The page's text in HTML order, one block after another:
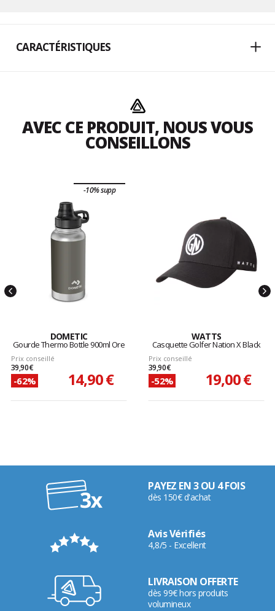
CARACTÉRISTIQUES
AVEC CE PRODUIT, NOUS VOUS
CONSEILLONS
-10% supp
DOMETIC
Gourde Thermo Bottle 900ml Ore
Prix conseillé
39,90 €
-62% 14,90 €
WATTS
Casquette Golfer Nation X Black
Prix conseillé
39,90 €
-52% 19,00 €
PAYEZ EN 3 OU 4 FOIS
dès 150€ d'achat
Avis Vérifiés
4,8/5 - Excellent
LIVRAISON OFFERTE
dès 99€ hors produits
volumineux